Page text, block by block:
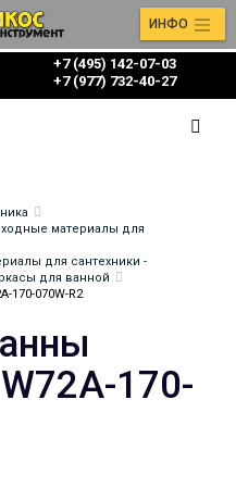
+7 (495) 142-07-03
‎‎+7 (977) 732-40-27
ИНФО
материалы для
для сантехники -
для ванной
170-070W-R2
170-